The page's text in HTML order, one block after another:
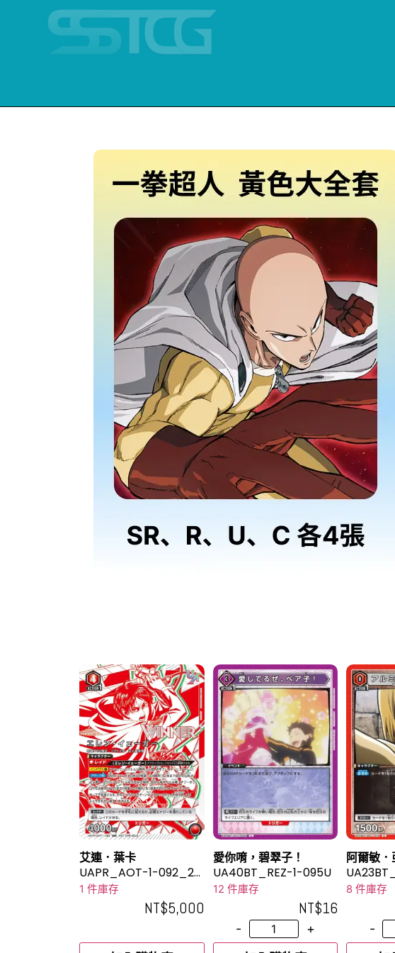
艾連．葉卡
UAPR_AOT-1-092_2U
R1 件庫存
NT$5,000
愛你唷，碧翠子！
UA40BT_REZ-1-095U
12 件庫存
NT$16
-
+
阿爾敏
8 件庫存
-